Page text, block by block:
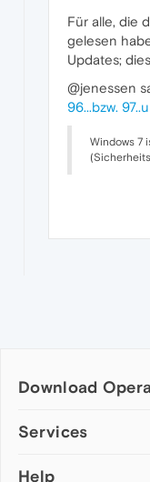
Für alle, die
gelesen
Updates;
@jenessen
96...bzw.
Windows 7
Download Opera
Computer browsers
Opera for Mac
Services
Add-ons
Help